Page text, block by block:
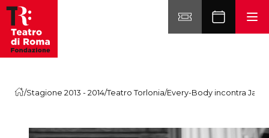
Vai al contenuto
/Stagione 2013 - 2014/Teatro Torlonia/Every-Body incontra